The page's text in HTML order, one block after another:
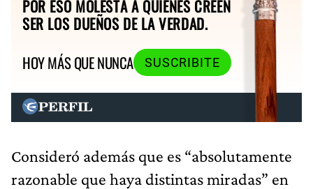
POR ESO MOLESTA A QUIENES CREEN
SER LOS DUEÑOS DE LA VERDAD.
HOY MÁS QUE NUNCA
SUSCRIBITE
Consideró además que es “absolutamente
razonable que haya distintas miradas” en